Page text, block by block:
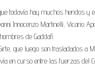
todavía hay muchos heridos
Innocenzo Martinelli, Vicario
de Gaddafi.
que luego son trasladados a
en curso entre las fuerzas del